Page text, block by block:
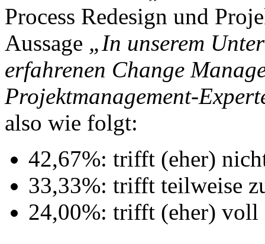
Process Redesign und
Aussage „In unserem
erfahrenen Change
Projektmanagement-
also wie folgt:
42,67%: trifft (eher)
33,33%: trifft teilweise
24,00%: trifft (eher) voll